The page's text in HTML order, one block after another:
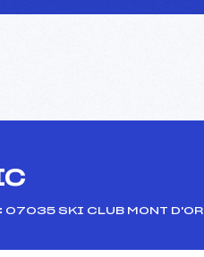
07035 SKI CLUB MONT D'OR